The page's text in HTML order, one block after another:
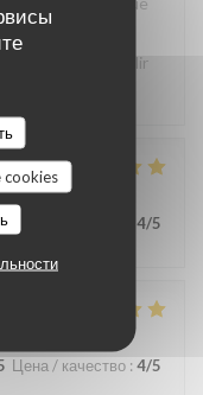
cookies
de votre repas
de vous accueillir
4/5
Цена / качество : 4/5